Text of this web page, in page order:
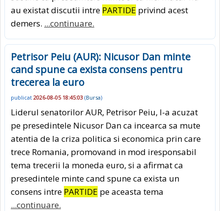
au existat discutii intre PARTIDE privind acest
demers. ...continuare.
Petrisor Peiu (AUR): Nicusor Dan minte
cand spune ca exista consens pentru
trecerea la euro
publicat 2026-08-05 18:45:03 (Bursa)
Liderul senatorilor AUR, Petrisor Peiu, l-a acuzat
pe presedintele Nicusor Dan ca incearca sa mute
atentia de la criza politica si economica prin care
trece Romania, promovand in mod iresponsabil
tema trecerii la moneda euro, si a afirmat ca
presedintele minte cand spune ca exista un
consens intre PARTIDE pe aceasta tema
...continuare.